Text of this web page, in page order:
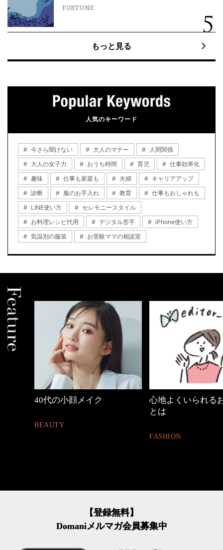
FORTUNE
もっと見る
人気のキーワード
今さら聞けない 大人のマナー
人間関係
大人の女子力
おうち時間 育児
仕事効率化
趣味
仕事も家庭も 夫婦
キャリアアップ
診断
服のお手入れ 教育
仕事もおしゃれも
LINE使い方
セレモニースタイル
お料理レシピ代用
デジタル苦手
iPhone使い方
気温別の服装
お受験ママの相談室
40代の小顔メイク
BEAUTY
心地よくいられる
とは
FASHION
【登録無料】
Domaniメルマガ会員募集中